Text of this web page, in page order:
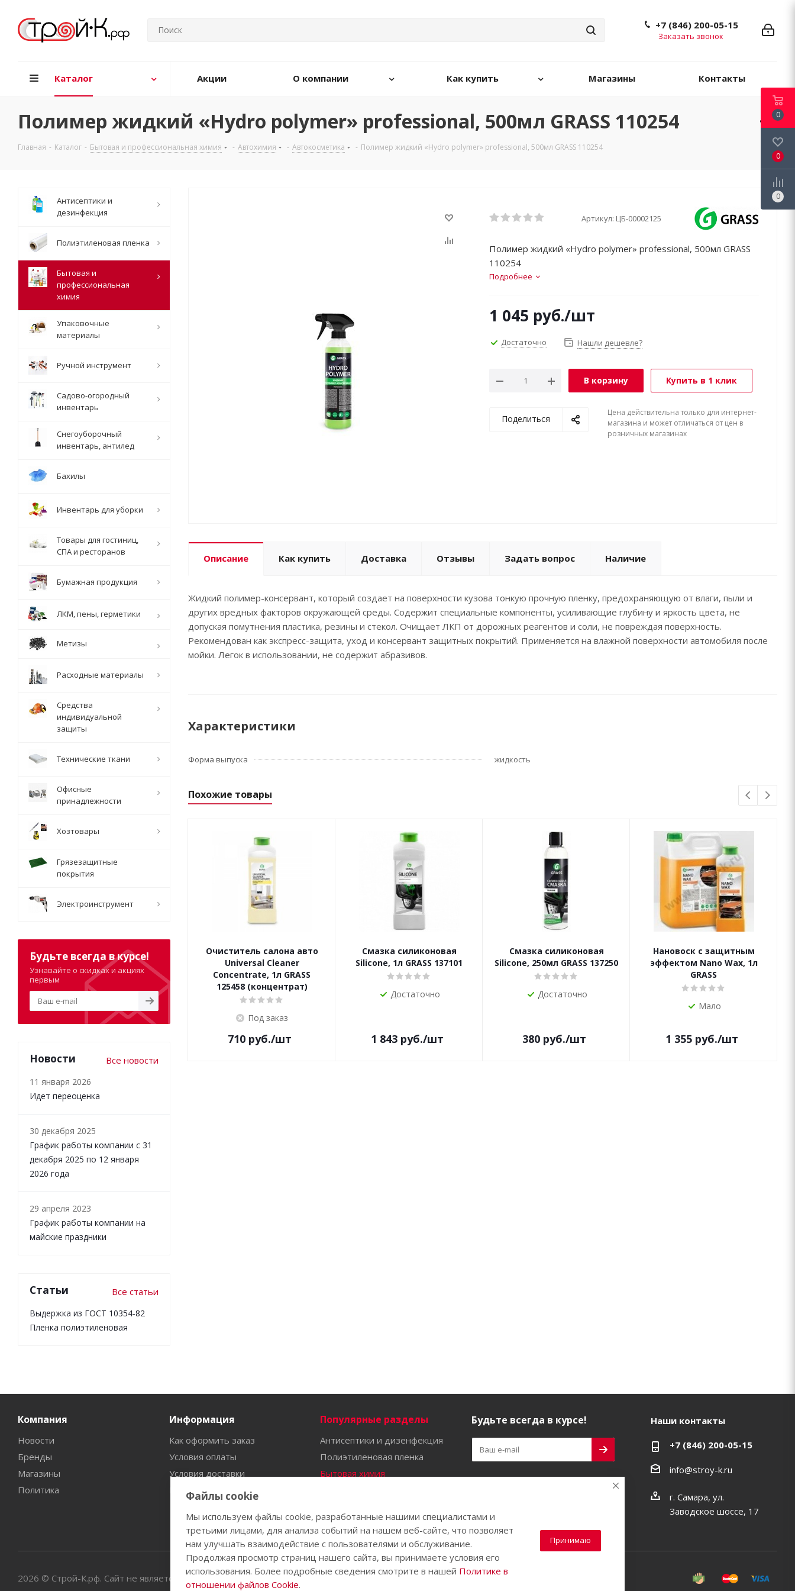
+7 (846) 200-05-15
Заказать звонок
Каталог Акции О компании Как купить Магазины Контакты
Полимер жидкий «Hydro polymer» professional, 500мл GRASS 110254
Главная - Каталог - Бытовая и профессиональная химия - Автохимия - Автокосметика - Полимер жидкий «Hydro polymer» professional, 500мл GRASS 110254
Артикул: ЦБ-00002125
Полимер жидкий «Hydro polymer» professional, 500мл GRASS
110254
Подробнее
1 045 руб./шт
Достаточно Нашли дешевле?
В корзину Купить в 1 клик
Поделиться
Цена действительна только для интернет-
магазина и может отличаться от цен в
розничных магазинах
Описание Как купить Доставка Отзывы Задать вопрос Наличие
Жидкий полимер-консервант, который создает на поверхности кузова тонкую прочную пленку, предохраняющую от влаги, пыли и
других вредных факторов окружающей среды. Содержит специальные компоненты, усиливающие глубину и яркость цвета, не
допуская помутнения пластика, резины и стекол. Очищает ЛКП от дорожных реагентов и соли, не повреждая поверхность.
Рекомендован как экспресс-защита, уход и консервант защитных покрытий. Применяется на влажной поверхности автомобиля после
мойки. Легок в использовании, не содержит абразивов.
Характеристики
Форма выпуска жидкость
Похожие товары
Очиститель салона авто
Universal Cleaner
Concentrate, 1л GRASS
125458 (концентрат)
Под заказ
710 руб./шт
Смазка силиконовая
Silicone, 1л GRASS 137101
Достаточно
1 843руб./шт
Смазка силиконовая
Silicone, 250мл GRASS 137250
Достаточно
380 руб./шт
Нановоск с защитным
эффектом Nano Wax, 1л
GRASS
Мало
1 355руб./шт
Антисептики и
дезинфекция
Полиэтиленовая пленка
Бытовая и
профессиональная
химия
Упаковочные
материалы
Ручной инструмент
Садово-огородный
инвентарь
Снегоуборочный
инвентарь, антилед
Бахилы
Инвентарь для уборки
Товары для гостиниц,
СПА и ресторанов
Бумажная продукция
ЛКМ, пены, герметики
Метизы
Расходные материалы
Средства
индивидуальной
защиты
Технические ткани
Офисные
принадлежности
Хозтовары
Грязезащитные
покрытия
Электроинструмент
Будьте всегда в курсе!
Узнавайте о скидках и акциях
первым
Новости Все новости
11 января 2026
Идет переоценка
30 декабря 2025
График работы компании с 31
декабря 2025 по 12 января
2026 года
29 апреля 2023
График работы компании на
майские праздники
Статьи Все статьи
Выдержка из ГОСТ 10354-82
Пленка полиэтиленовая
Компания
Новости
Бренды
Магазины
Политика
Информация
Как оформить заказ
Условия оплаты
Условия доставки
Гарантия на товар
Популярные разделы
Антисептики и дизенфекция
Полиэтиленовая пленка
Бытовая химия
Бахилы
Будьте всегда в курсе! Наши контакты
+7 (846) 200-05-15
info@stroy-k.ru
г. Самара, ул.
Заводское шоссе, 17
2026 © Строй-К.рф. Сайт не является публичной офертой.
0
0
0
Файлы cookie
Мы используем файлы cookie, разработанные нашими специалистами и
третьими лицами, для анализа событий на нашем веб-сайте, что позволяет
нам улучшать взаимодействие с пользователями и обслуживание.
Продолжая просмотр страниц нашего сайта, вы принимаете условия его
использования. Более подробные сведения смотрите в нашей Политике в
отношении файлов Cookie.
Принимаю